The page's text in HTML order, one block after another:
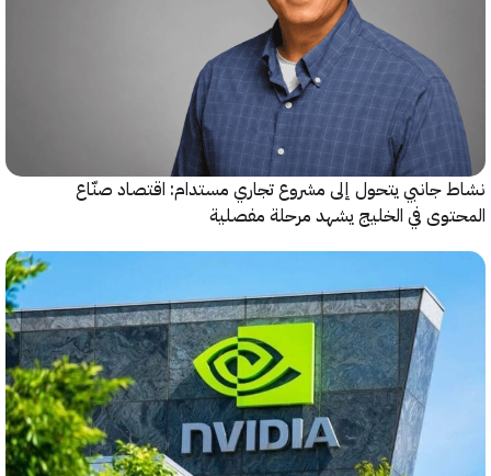
جانبي يتحول إلى مشروع تجاري مستدام: اقتصاد صنّاع
في الخليج يشهد مرحلة مفصلية